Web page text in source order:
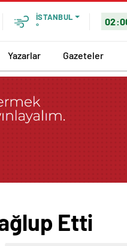
İSTANBUL
°
Yazarlar Gazeteler
Etti